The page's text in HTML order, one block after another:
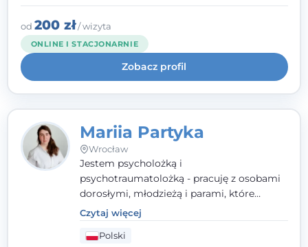
polskim i angielskim, w podejściu
humanistycznym, opartym na
partnerstwie i podmiotowości klienta.
od 200 zł/ wizyta
ONLINE I STACJONARNIE
Zobacz profil
Mariia Partyka
Wrocław
Jestem psycholożką i
psychotraumatolożką - pracuję z osobami
dorosłymi, młodzieżą i parami, które
doświadczają kryzysów psychicznych,
traumy, stanów lękowych i trudności
relacyjnych. W pracy kieruję się
Czytaj więcej
Polski